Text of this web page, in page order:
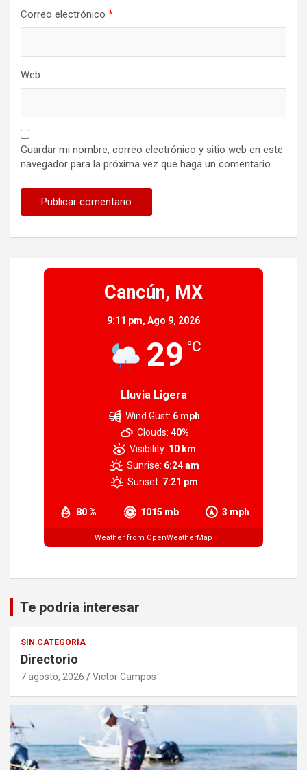
Correo electrónico *
Web
Guardar mi nombre, correo electrónico y sitio web en este
navegador para la próxima vez que haga un comentario.
Cancún, MX
9:11 pm, Ago 9, 2026
29 °C
Lluvia Ligera
80 % 1015 mb 3 mph
Wind Gust: 6 mph
Clouds: 40%
Visibility: 10 km
Sunrise: 6:24 am
Sunset: 7:21 pm
Weather from OpenWeatherMap
Te podria interesar
SIN CATEGORÍA
Directorio
7 agosto, 2026 Victor Campos